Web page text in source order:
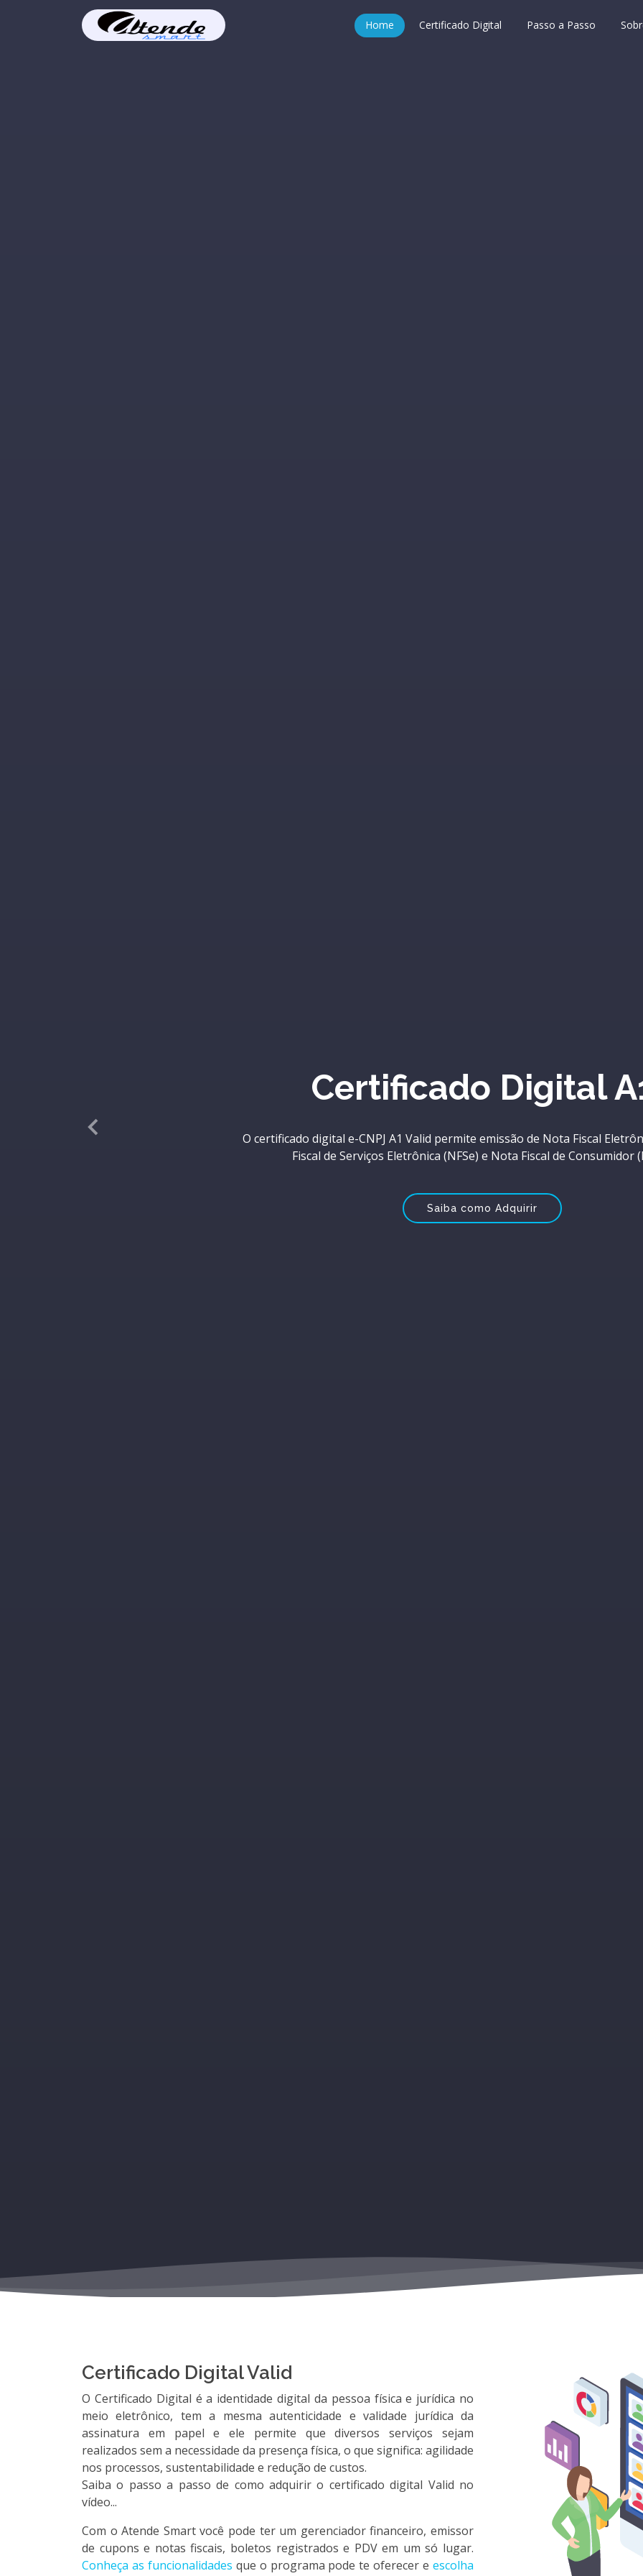
Home Certificado Digital Passo a Passo
Certificado Digital Valid
O Certificado Digital é a identidade digital da pessoa física e jurídica no
meio eletrônico, tem a mesma autenticidade e validade jurídica da
assinatura em papel e ele permite que diversos serviços sejam
realizados sem a necessidade da presença física, o que significa: agilidade
nos processos, sustentabilidade e redução de custos.
Saiba o passo a passo de como adquirir o certificado digital Valid no
vídeo...
Com o Atende Smart você pode ter um gerenciador financeiro, emissor
de cupons e notas fiscais, boletos registrados e PDV em um só lugar.
Conheça as funcionalidades que o programa pode te oferecer eescolha